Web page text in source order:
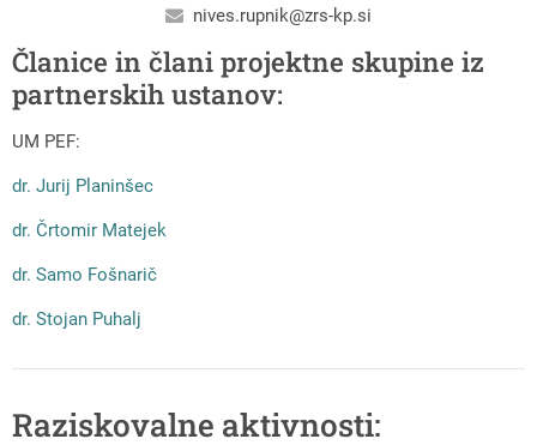
nives.rupnik@zrs-kp.si
Članice in člani projektne skupine iz
partnerskih ustanov:
UM PEF:
dr. Jurij Planinšec
dr. Črtomir Matejek
dr. Samo Fošnarič
dr. Stojan Puhalj
Raziskovalne aktivnosti: